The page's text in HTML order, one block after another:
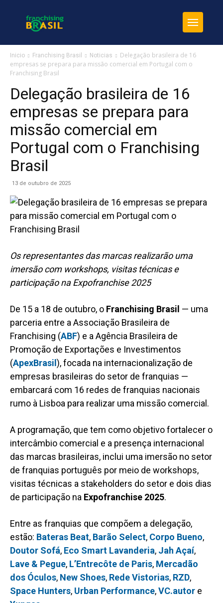
Inicio Franchising Brasil Noticias
Delegação brasileira de 16
empresas se prepara para missão comercial em Portugal com o
Franchising Brasil
Delegação brasileira de 16
empresas se prepara para
missão comercial em
Portugal com o Franchising
Brasil
13 de outubro de 2025
Os representantes das marcas realizarão uma
imersão com workshops, visitas técnicas e
participação na Expofranchise 2025
De 15 a 18 de outubro, o Franchising Brasil — uma
parceria entre a Associação Brasileira de
Franchising (ABF) e a Agência Brasileira de
Promoção de Exportações e Investimentos
(ApexBrasil ), focada na internacionalização de
empresas brasileiras do setor de franquias —
embarcará com 16 redes de franquias nacionais
rumo à Lisboa para realizar uma missão comercial.
A programação, que tem como objetivo fortalecer o
intercâmbio comercial e a presença internacional
das marcas brasileiras, inclui uma imersão no setor
de franquias português por meio de workshops,
visitas técnicas a stakeholders do setor e dois dias
de participação na Expofranchise 2025.
Entre as franquias que compõem a delegação,
estão: Bateras Beat, Barão Select, Corpo Bueno,
Doutor Sofá, Eco Smart Lavanderia, Jah Açaí,
Lave & Pegue, L’Entrecôte de Paris, Mercadão
dos Óculos, New Shoes, Rede Vistorias, RZD,
Space Hunters, Urban Performance,VC.autor e